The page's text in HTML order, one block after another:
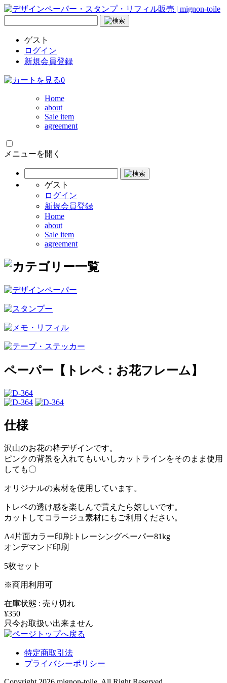
ゲスト
ログイン
新規会員登録
0
Home
about
Sale item
agreement
メニューを開く
ゲスト
ログイン
新規会員登録
Home
about
Sale item
agreement
ペーパー【トレペ：お花フレーム】
仕様
沢山のお花の枠デザインです。
ピンクの背景を入れてもいいしカットラインをそのまま使用
しても〇
オリジナルの素材を使用しています。
トレペの透け感を楽しんで貰えたら嬉しいです。
カットしてコラージュ素材にもご利用ください。
A4片面カラー印刷:トレーシングペーパー81kg
オンデマンド印刷
5枚セット
※商用利用可
在庫状態 : 売り切れ
¥350
只今お取扱い出来ません
特定商取引法
プライバシーポリシー